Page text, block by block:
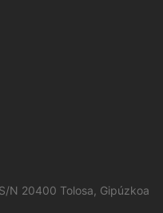
N 20400 Tolosa, Gipúzkoa